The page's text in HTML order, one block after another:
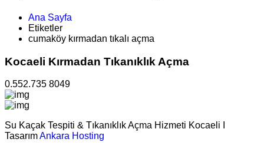
Ana Sayfa
Etiketler
cumaköy kırmadan tıkalı açma
Kocaeli Kırmadan Tıkanıklık Açma
0.552.735 8049
Su Kaçak Tespiti & Tıkanıklık Açma Hizmeti Kocaeli I
TasarımAnkara Hosting